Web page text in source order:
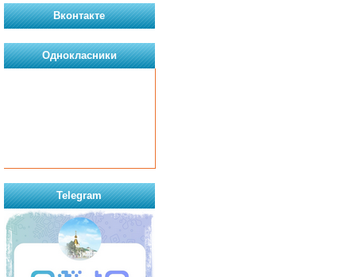
Вконтакте
Однокласники
Telegram